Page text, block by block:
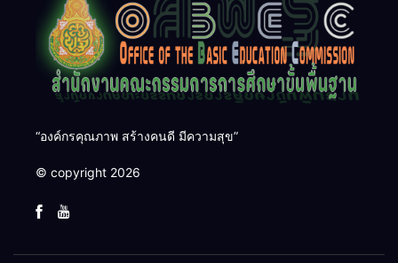
“องค์กรคุณภาพ สร้างคนดี มีความสุข”
© copyright 2026